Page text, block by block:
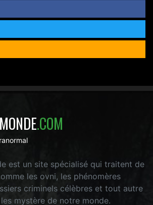
.COM
est un site spécialisé qui traitent de
les ovni, les phénomères
criminels célèbres et tout autre
mystère de notre monde.